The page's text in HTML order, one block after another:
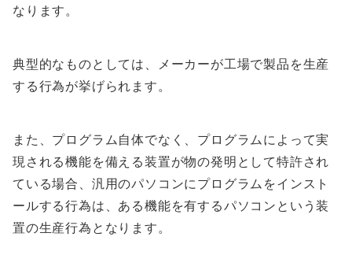
なります。
典型的なものとしては、メーカーが工場で製品を生産
する行為が挙げられます。
また、プログラム自体でなく、プログラムによって実
現される機能を備える装置が物の発明として特許され
ている場合、汎用のパソコンにプログラムをインスト
ールする行為は、ある機能を有するパソコンという装
置の生産行為となります。